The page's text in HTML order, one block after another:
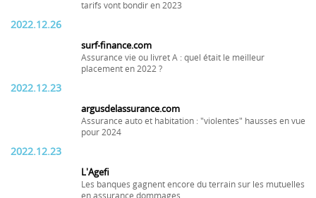
tarifs vont bondir en 2023
2022.12.26
surf-finance.com
Assurance vie ou livret A : quel était le meilleur
placement en 2022 ?
2022.12.23
argusdelassurance.com
Assurance auto et habitation : "violentes" hausses en vue
pour 2024
2022.12.23
L'Agefi
Les banques gagnent encore du terrain sur les mutuelles
en assurance dommages